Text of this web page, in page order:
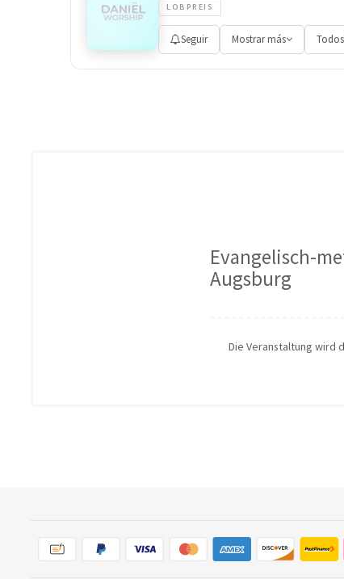
LOBPREIS
Seguir Mostrar más
Evangelisch-
Augsburg
Die Veranstaltung wird